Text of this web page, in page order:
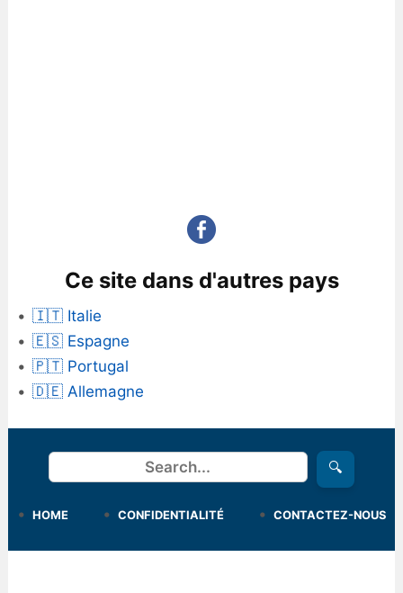
Ce site dans d'autres pays
🇮🇹 Italie
🇪🇸 Espagne
🇵🇹 Portugal
🇩🇪 Allemagne
Rechercher 🔍
HOME CONFIDENTIALITÉ CONTACTEZ-NOUS